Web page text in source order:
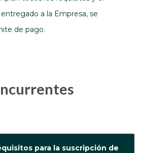
a la Empresa, se
de pago.
para la suscripción de